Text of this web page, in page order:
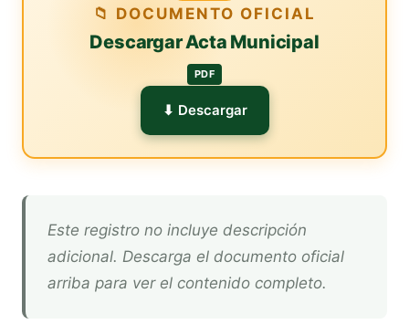
📁 DOCUMENTO OFICIAL
Descargar Acta Municipal
PDF
⬇ Descargar
Este registro no incluye descripción
adicional. Descarga el documento oficial
arriba para ver el contenido completo.